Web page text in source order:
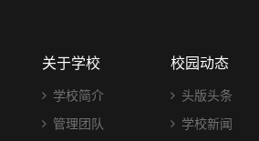
关于学校
学校简介
管理团队
校园动态
头版头条
学校新闻